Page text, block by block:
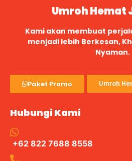
Umroh Hemat
Kami akan membuat
menjadi lebih Berkesan,
Nyaman.
Paket Promo Umroh
Hubungi Kami
+62 822 7688 8558